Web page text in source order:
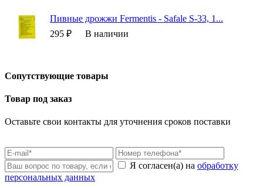
Пивные дрожжи Fermentis - Safale S-33, 1...
295 ₽
В наличии
Сопутствующие товары
Товар под заказ
Оставьте свои контакты для уточнения сроков поставки
Я согласен(а) на обработку
персональных данных